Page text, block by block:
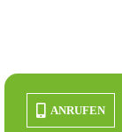
ANRUFEN